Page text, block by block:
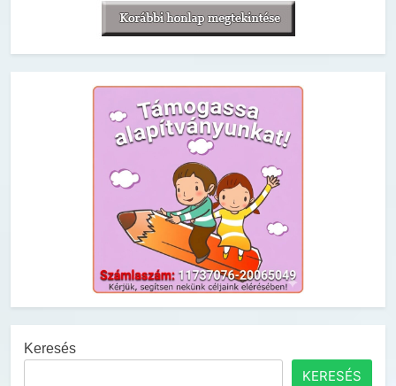
Keresés
KERESÉS